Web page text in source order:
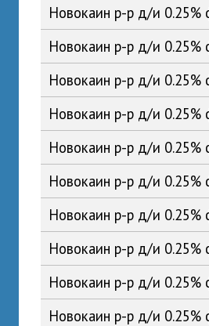
Новокаин р-р д/и
Новокаин р-р д/и
Новокаин р-р д/и
Новокаин р-р д/и
Новокаин р-р д/и
Новокаин р-р д/и
Новокаин р-р д/и
Новокаин р-р д/и
Новокаин р-р д/и
Новокаин р-р д/и